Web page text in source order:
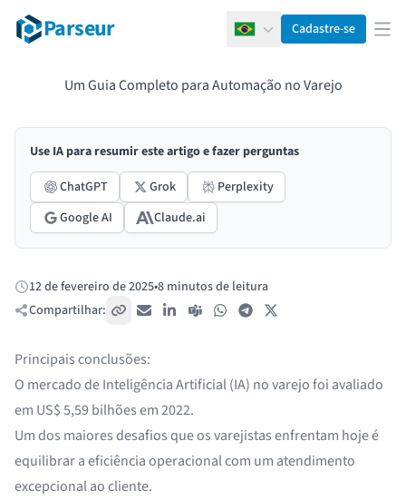
Parseur PortuguêsCadastre-se
Um Guia Completo para Automação no Varejo
Use IA para resumir este artigo e fazer perguntas
ChatGPT
Grok
Perplexity
Google AI
Claude.ai
Publicado:
12 de fevereiro de 2025•8 minutos de leitura
Compartilhar:
Copiar link
E-mail LinkedIn
Teams WhatsAppTelegram
Principais conclusões:
O mercado de Inteligência Artificial (IA) no varejo foi avaliado
em US$ 5,59 bilhões em 2022.
Um dos maiores desafios que os varejistas enfrentam hoje é
equilibrar a eficiência operacional com um atendimento
excepcional ao cliente.